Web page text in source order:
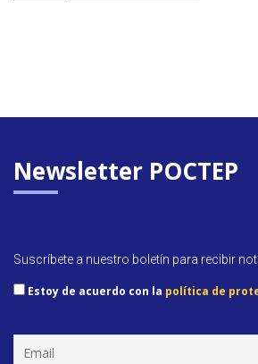
Newsletter POCTEP
Suscríbete a nuestro boletín para recibir
Estoy de acuerdo con la política de